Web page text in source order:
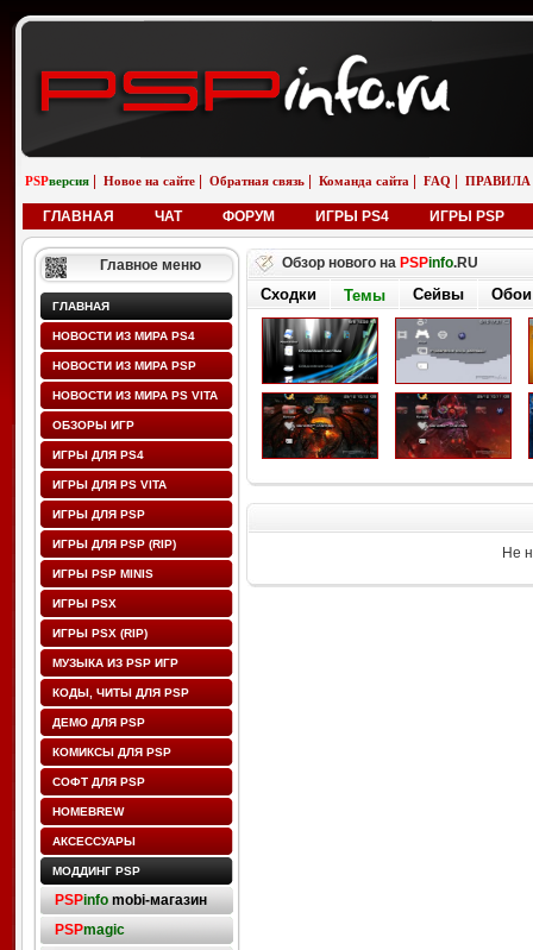
PSPверсия Новое на сайте Обратная связь Команда сайта FAQ ПРАВИЛА
ГЛАВНАЯ ЧАТ ФОРУМ ИГРЫ PS4 ИГРЫ PSP
Главное меню
ГЛАВНАЯ
НОВОСТИ ИЗ МИРА PS4
НОВОСТИ ИЗ МИРА PSP
НОВОСТИ ИЗ МИРА PS VITA
ОБЗОРЫ ИГР
ИГРЫ ДЛЯ PS4
ИГРЫ ДЛЯ PS VITA
ИГРЫ ДЛЯ PSP
ИГРЫ ДЛЯ PSP (RIP)
ИГРЫ PSP MINIS
ИГРЫ PSX
ИГРЫ PSX (RIP)
МУЗЫКА ИЗ PSP ИГР
КОДЫ, ЧИТЫ ДЛЯ PSP
ДЕМО ДЛЯ PSP
КОМИКСЫ ДЛЯ PSP
СОФТ ДЛЯ PSP
HOMEBREW
АКСЕССУАРЫ
МОДДИНГ PSP
PSPinfo mobi-магазин
PSPmagic
Обзор нового на PSPinfo.RU
Сходки Темы Сейвы Обои
Не